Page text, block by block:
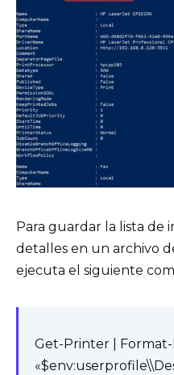
Para guardar la lista de
detalles en un archivo
ejecuta el siguiente
Get-Printer |